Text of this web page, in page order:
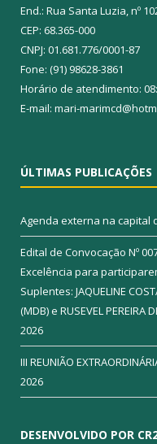
End.: Rua Santa Luzia, nº
CEP: 68.365-000
CNPJ: 01.681.776/0001-87
Fone: (91) 98628-3861
Horário de atendimento:
E-mail: mari-
ÚLTIMAS PUBLICAÇÕES
Agenda externa na capital
Edital de Convocação Nº
Excelência para
Suplentes: JAQUELINE
(MDB) e RUSEVEL PEREIRA
2026
III REUNIÃO
2026
DESENVOLVIDO POR